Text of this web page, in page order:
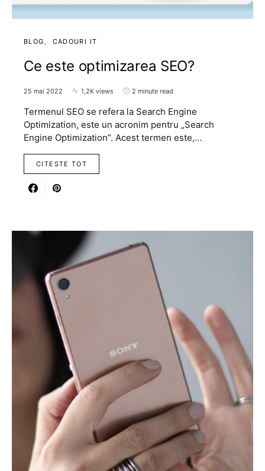
BLOG CADOURI IT
Ce este optimizarea SEO?
25 mai 2022 1,2K views 2 minute read
Termenul SEO se refera la Search Engine
Optimization, este un acronim pentru „Search
Engine Optimization”. Acest termen este,…
CITESTE TOT